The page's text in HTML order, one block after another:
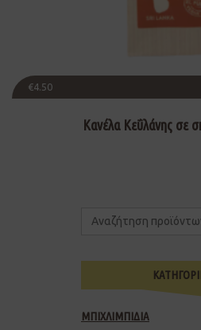
€4.50
Κανέλα Κεΰλάνης σε
ΜΠΙΧΛΙΜΠΙΔΙΑ